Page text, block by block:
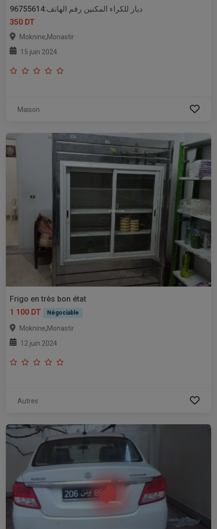
ديار للكراء المكنين رقم الهاتف:96755614
350 DT
Moknine,Monastir
15 juin 2024
Maison
Frigo en très bon état
1 100 DT
Négociable
Moknine,Monastir
12 juin 2024
Autres